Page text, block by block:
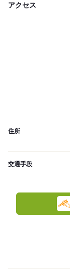
アクセス
住所
交通手段